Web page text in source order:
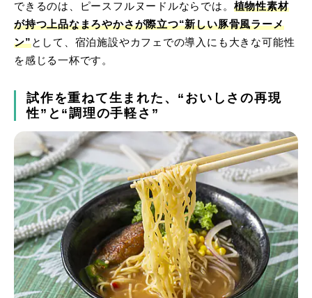
できるのは、ピースフルヌードルならでは。 植物性素材
が持つ上品なまろやかさが際立つ“新しい豚骨風ラーメ
ン”として、宿泊施設やカフェでの導入にも大きな可能性
を感じる一杯です。
試作を重ねて生まれた、“おいしさの再現
性”と“調理の手軽さ”